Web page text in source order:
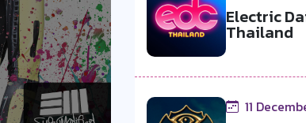
Electric
Thailand
11